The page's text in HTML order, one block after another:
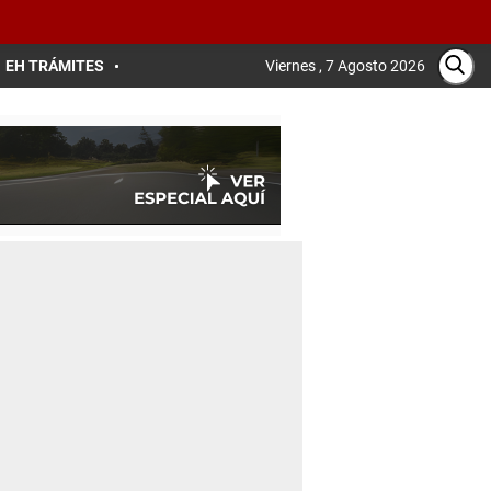
EH TRÁMITES Viernes , 7 Agosto 2026